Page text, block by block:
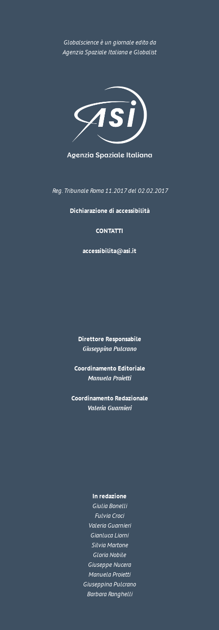
Globalscienceè un giornale edito da
Agenzia Spaziale Italiana e Globalist
Reg. Tribunale Roma 11.2017 del 02.02.2017
Dichiarazione di accessibilità
CONTATTI
accessibilita@asi.it
Direttore Responsabile
Giuseppina Pulcrano
Coordinamento Editoriale
Manuela Proietti
Coordinamento Redazionale
Valeria Guarnieri
In redazione
Giulia Bonelli
Fulvia Croci
Valeria Guarnieri
Gianluca Liorni
Silvia Martone
Gloria Nobile
Giuseppe Nucera
Manuela Proietti
Giuseppina Pulcrano
Barbara Ranghelli